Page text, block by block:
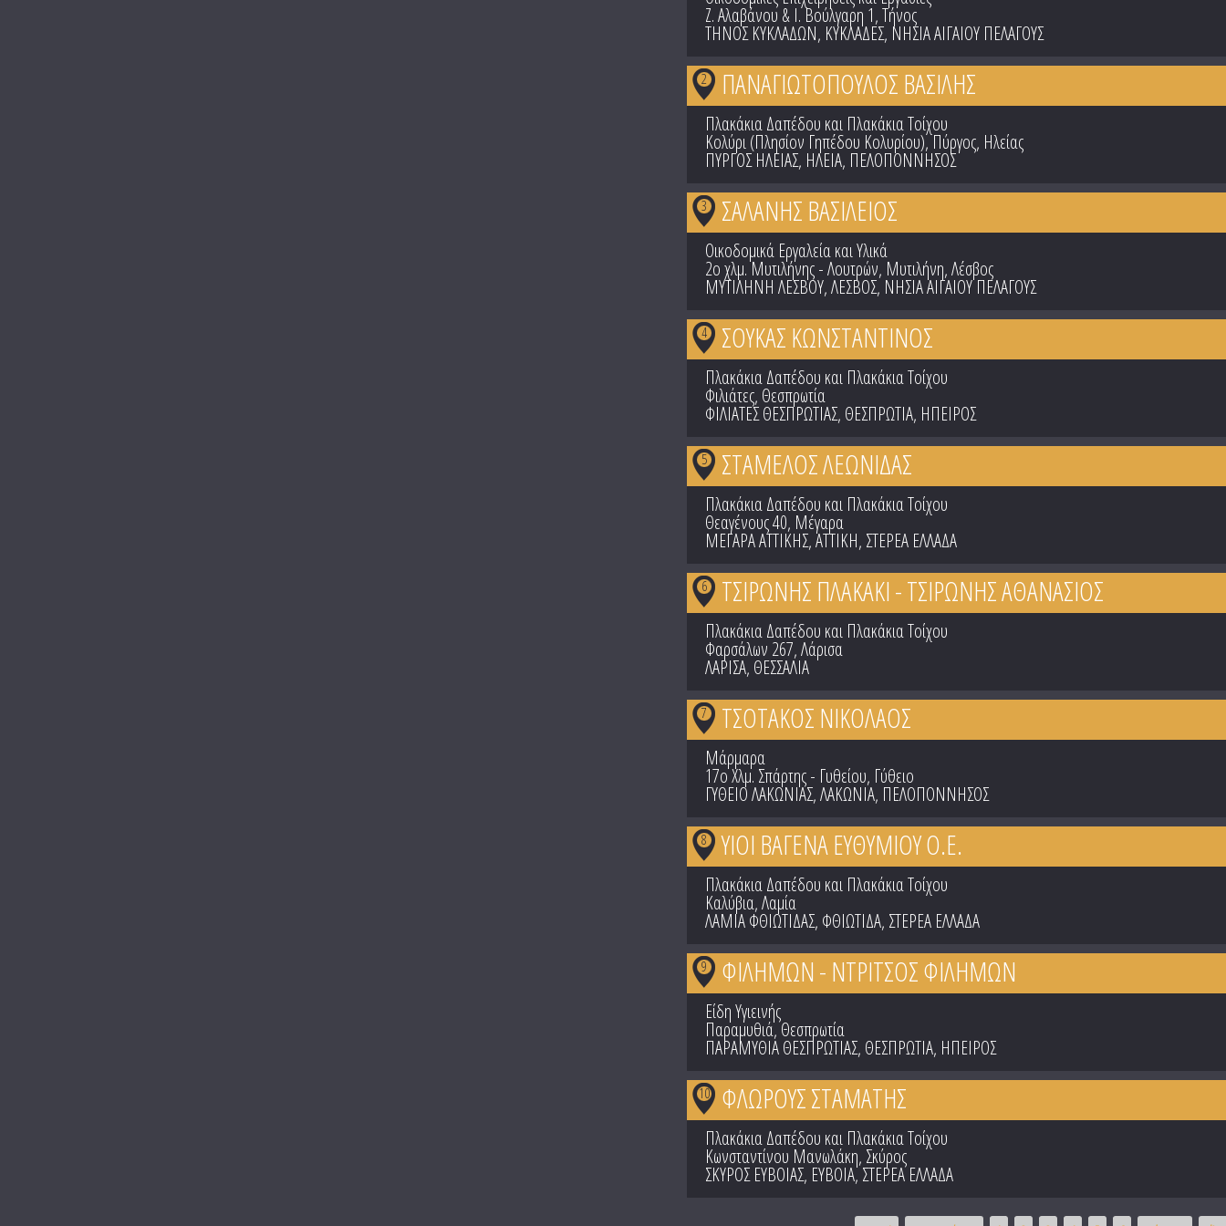
Ζ. Αλαβάνου & Ι. Βούλγαρη 1, Τήνος
ΤΗΝΟΣ ΚΥΚΛΑΔΩΝ, ΚΥΚΛΑΔΕΣ, ΝΗΣΙΑ ΑΙΓΑΙΟΥ ΠΕΛΑΓΟΥΣ
ΠΑΝΑΓΙΩΤΟΠΟΥΛΟΣ ΒΑΣΙΛΗΣ
2
Πλακάκια Δαπέδου και Πλακάκια Τοίχου
Κολύρι (Πλησίον Γηπέδου Κολυρίου), Πύργος, Ηλείας
ΠΥΡΓΟΣ ΗΛΕΙΑΣ, ΗΛΕΙΑ, ΠΕΛΟΠΟΝΝΗΣΟΣ
ΣΑΛΑΝΗΣ ΒΑΣΙΛΕΙΟΣ
3
Οικοδομικά Εργαλεία και Υλικά
2ο χλμ. Μυτιλήνης - Λουτρών, Μυτιλήνη, Λέσβος
ΜΥΤΙΛΗΝΗ ΛΕΣΒΟΥ,ΛΕΣΒΟΣ, ΝΗΣΙΑ ΑΙΓΑΙΟΥ ΠΕΛΑΓΟΥΣ
ΣΟΥΚΑΣ ΚΩΝΣΤΑΝΤΙΝΟΣ
4
Πλακάκια Δαπέδου και Πλακάκια Τοίχου
Φιλιάτες, Θεσπρωτία
ΦΙΛΙΑΤΕΣ ΘΕΣΠΡΩΤΙΑΣ, ΘΕΣΠΡΩΤΙΑ, ΗΠΕΙΡΟΣ
ΣΤΑΜΕΛΟΣ ΛΕΩΝΙΔΑΣ
5
Πλακάκια Δαπέδου και Πλακάκια Τοίχου
Θεαγένους 40, Μέγαρα
ΜΕΓΑΡΑ ΑΤΤΙΚΗΣ,ΑΤΤΙΚΗ, ΣΤΕΡΕΑ ΕΛΛΑΔΑ
ΤΣΙΡΩΝΗΣ ΠΛΑΚΑΚΙ - ΤΣΙΡΩΝΗΣ ΑΘΑΝΑΣΙΟΣ
6
Πλακάκια Δαπέδου και Πλακάκια Τοίχου
Φαρσάλων 267, Λάρισα
ΛΑΡΙΣΑ, ΘΕΣΣΑΛΙΑ
ΤΣΟΤΑΚΟΣ ΝΙΚΟΛΑΟΣ
7
Μάρμαρα
17ο Χλμ. Σπάρτης - Γυθείου, Γύθειο
ΓΥΘΕΙΟ ΛΑΚΩΝΙΑΣ,ΛΑΚΩΝΙΑ, ΠΕΛΟΠΟΝΝΗΣΟΣ
ΥΙΟΙ ΒΑΓΕΝΑ ΕΥΘΥΜΙΟΥ Ο.Ε.
8
Πλακάκια Δαπέδου και Πλακάκια Τοίχου
Καλύβια, Λαμία
ΛΑΜΙΑ ΦΘΙΩΤΙΔΑΣ, ΦΘΙΩΤΙΔΑ, ΣΤΕΡΕΑ ΕΛΛΑΔΑ
ΦΙΛΗΜΩΝ - ΝΤΡΙΤΣΟΣ ΦΙΛΗΜΩΝ
9
Είδη Υγιεινής
Παραμυθιά, Θεσπρωτία
ΠΑΡΑΜΥΘΙΑ ΘΕΣΠΡΩΤΙΑΣ, ΘΕΣΠΡΩΤΙΑ, ΗΠΕΙΡΟΣ
ΦΛΩΡΟΥΣ ΣΤΑΜΑΤΗΣ
10
Πλακάκια Δαπέδου και Πλακάκια Τοίχου
Κωνσταντίνου Μανωλάκη, Σκύρος
ΣΚΥΡΟΣ ΕΥΒΟΙΑΣ, ΕΥΒΟΙΑ, ΣΤΕΡΕΑ ΕΛΛΑΔΑ